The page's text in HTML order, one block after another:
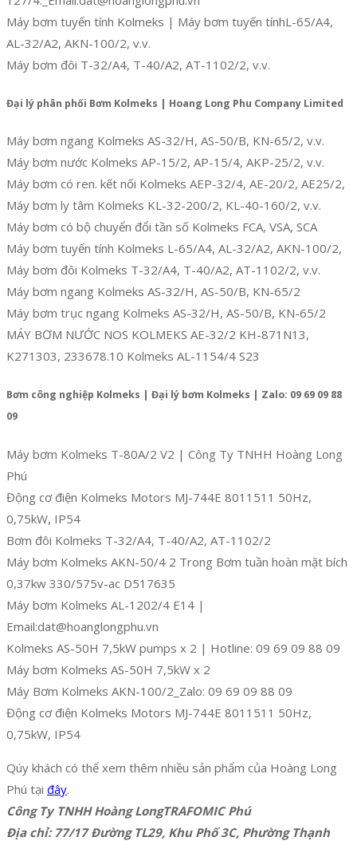
Máy bơm tuyến tính Kolmeks | Máy bơm tuyến tínhL-65/A4,
AL-32/A2, AKN-100/2, v.v.
Máy bơm đôi T-32/A4, T-40/A2, AT-1102/2, v.v.
Đại lý phân phối Bơm Kolmeks | Hoang Long Phu Company Limited
Máy bơm ngang Kolmeks AS-32/H, AS-50/B, KN-65/2, v.v.
Máy bơm nước Kolmeks AP-15/2, AP-15/4, AKP-25/2, v.v.
Máy bơm có ren. kết nối Kolmeks AEP-32/4, AE-20/2, AE25/2,
Máy bơm ly tâm Kolmeks KL-32-200/2, KL-40-160/2, v.v.
Máy bơm có bộ chuyển đổi tần số Kolmeks FCA, VSA, SCA
Máy bơm tuyến tính Kolmeks L-65/A4, AL-32/A2, AKN-100/2,
Máy bơm đôi Kolmeks T-32/A4, T-40/A2, AT-1102/2, v.v.
Máy bơm ngang Kolmeks AS-32/H, AS-50/B, KN-65/2
Máy bơm trục ngang Kolmeks AS-32/H, AS-50/B, KN-65/2
MÁY BƠM NƯỚC NOS KOLMEKS AE-32/2 KH-871N13,
K271303, 233678.10 Kolmeks AL-1154/4 S23
Bơm công nghiệp Kolmeks | Đại lý bơm Kolmeks | Zalo: 09 69 09 88
09
Máy bơm Kolmeks T-80A/2 V2 | Công Ty TNHH Hoàng Long
Phú
Động cơ điện Kolmeks Motors MJ-744E 8011511 50Hz,
0,75kW, IP54
Bơm đôi Kolmeks T-32/A4, T-40/A2, AT-1102/2
Máy bơm Kolmeks AKN-50/4 2 Trong Bơm tuần hoàn mặt bích
0,37kw 330/575v-ac D517635
Máy bơm Kolmeks AL-1202/4 E14 |
Email:dat@hoanglongphu.vn
Kolmeks AS-50H 7,5kW pumps x 2 | Hotline: 09 69 09 88 09
Máy bơm Kolmeks AS-50H 7,5kW x 2
Máy Bơm Kolmeks AKN-100/2_Zalo: 09 69 09 88 09
Động cơ điện Kolmeks Motors MJ-744E 8011511 50Hz,
0,75kW, IP54
Qúy khách có thể xem thêm nhiều sản phẩm của Hoàng Long
Phú tại đây.
Công Ty TNHH Hoàng LongTRAFOMIC Phú
Địa chỉ: 77/17 Đường TL29, Khu Phố 3C, Phường Thạnh